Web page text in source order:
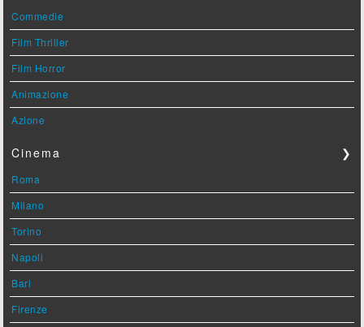
Commedie
Film Thriller
Film Horror
Animazione
Azione
Cinema ❯
Roma
Milano
Torino
Napoli
Bari
Firenze